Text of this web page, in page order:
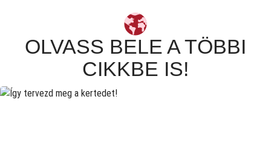
OLVASS BELE A TÖBBI
CIKKBE IS!